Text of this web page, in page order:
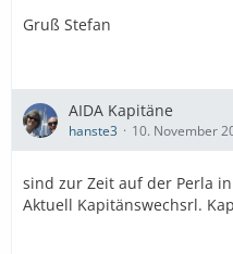
Gruß Stefan
AIDA Kapitäne
hanste3 10. November
sind zur Zeit auf der Perla
Aktuell Kapitänswechsrl.